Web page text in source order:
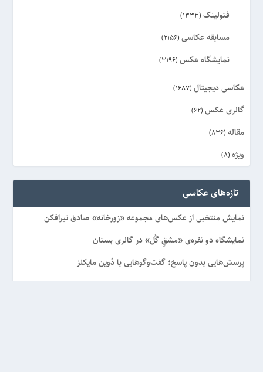
فتولینک (1333)
مسابقه عکاسی (2156)
نمایشگاه عکس (3196)
عکاسی دیجیتال (1687)
گالری عکس (62)
مقاله (836)
ویژه (8)
تازه‌های عکاسی
نمایش منتخبی از عکس‌های مجموعه «زورخانه» صادق تیرافکن
نمایشگاه دو نفره‌ی «مشقِ گُل» در گالری بستان
پرسش‌هایی بدون پاسخ؛ گفت‌وگوهایی با دُوین مایکلز